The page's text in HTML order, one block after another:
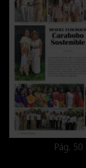
Pág. 50